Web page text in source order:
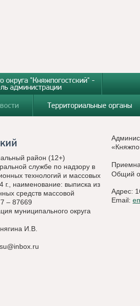
округа "Княжпогостский" -
администрации
Территориальные органы
район (12+)
службе по надзору в
технологий и массовых
г., наименование: выписка из
средств массовой
– 87669
муниципального округа
И.В.
Общий
Адрес:
Email: